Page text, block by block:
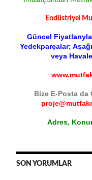
Endüstriyel
Güncel
Yedekparçalar;
veya
Bize E-Posta
Adres,
SON YORUMLAR